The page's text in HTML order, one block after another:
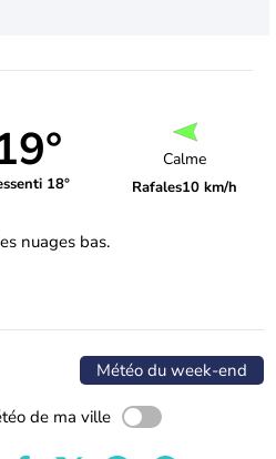
18°
Calme
Rafales10 km/h
nuages bas.
Météo du week-end
de ma ville